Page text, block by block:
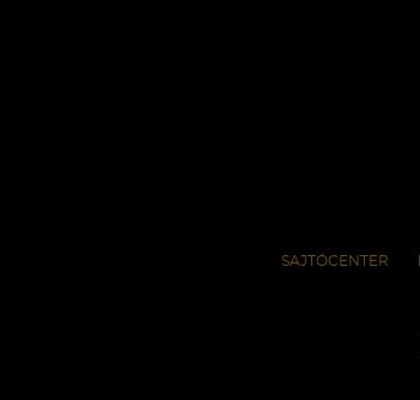
SAJTÓCENTER